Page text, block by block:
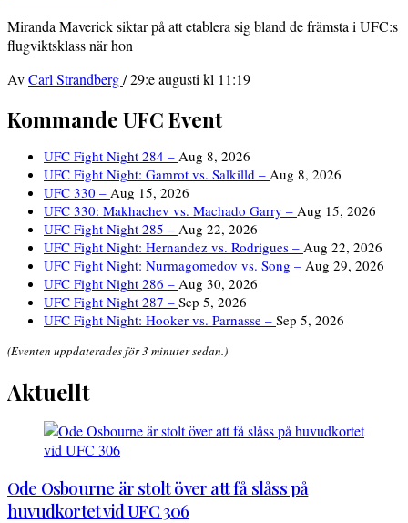
Miranda Maverick siktar på att etablera sig bland de främsta i UFC:s
flugviktsklass när hon
AvCarl Strandberg/29:e augusti kl 11:19
Kommande UFC Event
UFC Fight Night 284 – Aug 8, 2026
UFC Fight Night: Gamrot vs. Salkilld – Aug 8, 2026
UFC 330 – Aug 15, 2026
UFC 330: Makhachev vs. Machado Garry – Aug 15, 2026
UFC Fight Night 285 – Aug 22, 2026
UFC Fight Night: Hernandez vs. Rodrigues – Aug 22, 2026
UFC Fight Night: Nurmagomedov vs. Song – Aug 29, 2026
UFC Fight Night 286 – Aug 30, 2026
UFC Fight Night 287 – Sep 5, 2026
UFC Fight Night: Hooker vs. Parnasse – Sep 5, 2026
(Eventen uppdaterades för 3 minuter sedan.)
Aktuellt
Ode Osbourne är stolt över att få slåss på
huvudkortet vid UFC 306